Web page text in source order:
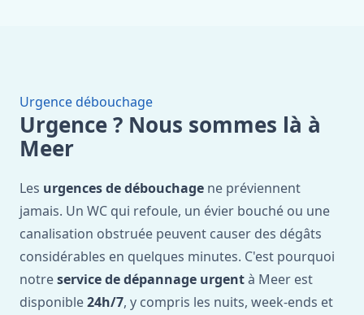
Urgence débouchage
Urgence ? Nous sommes là à
Meer
Les urgences de débouchage ne préviennent
jamais. Un WC qui refoule, un évier bouché ou une
canalisation obstruée peuvent causer des dégâts
considérables en quelques minutes. C'est pourquoi
notreservice de dépannage urgentà Meer est
disponible24h/7, y compris les nuits, week-ends et